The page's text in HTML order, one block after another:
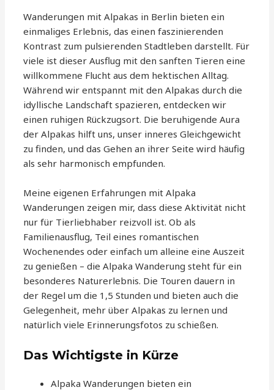
Wanderungen mit Alpakas in Berlin bieten ein
einmaliges Erlebnis, das einen faszinierenden
Kontrast zum pulsierenden Stadtleben darstellt. Für
viele ist dieser Ausflug mit den sanften Tieren eine
willkommene Flucht aus dem hektischen Alltag.
Während wir entspannt mit den Alpakas durch die
idyllische Landschaft spazieren, entdecken wir
einen ruhigen Rückzugsort. Die beruhigende Aura
der Alpakas hilft uns, unser inneres Gleichgewicht
zu finden, und das Gehen an ihrer Seite wird häufig
als sehr harmonisch empfunden.
Meine eigenen Erfahrungen mit Alpaka
Wanderungen zeigen mir, dass diese Aktivität nicht
nur für Tierliebhaber reizvoll ist. Ob als
Familienausflug, Teil eines romantischen
Wochenendes oder einfach um alleine eine Auszeit
zu genießen – die Alpaka Wanderung steht für ein
besonderes Naturerlebnis. Die Touren dauern in
der Regel um die 1,5 Stunden und bieten auch die
Gelegenheit, mehr über Alpakas zu lernen und
natürlich viele Erinnerungsfotos zu schießen.
Das Wichtigste in Kürze
Alpaka Wanderungen bieten ein